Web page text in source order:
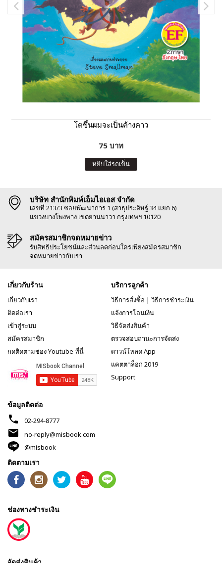
โตขึ้นผมจะเป็นค้างคาว
75 บาท
หยิบใส่รถเข็น
บริษัท สำนักพิมพ์เอ็มไอเอส จำกัด
เลขที่ 213/3 ซอยพัฒนาการ 1 (สาธุประดิษฐ์ 34 แยก 6)
แขวงบางโพงพาง เขตยานนาวา กรุงเทพฯ 10120
สมัครสมาชิกจดหมายข่าว
รับสิทธิประโยชน์และส่วนลดก่อนใครเพียงสมัครสมาชิก
จดหมายข่าวกับเรา
เกี่ยวกับร้าน
เกี่ยวกับเรา
ติดต่อเรา
เข้าสู่ระบบ
สมัครสมาชิก
กดติดตามช่อง Youtube ที่นี่
บริการลูกค้า
วิธีการสั่งซื้อ | วิธีการชำระเงิน
แจ้งการโอนเงิน
วิธีจัดส่งสินค้า
ตรวจสอบถานะการจัดส่ง
ดาวน์โหลด App
แคตตาล็อก 2019
Support
ข้อมูลติดต่อ
phone 02-294-8777
mail
no-reply@misbook.com
@misbook
ติดตามเรา
ช่องทางชำระเงิน